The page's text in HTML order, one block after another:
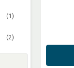
(1)
(2)